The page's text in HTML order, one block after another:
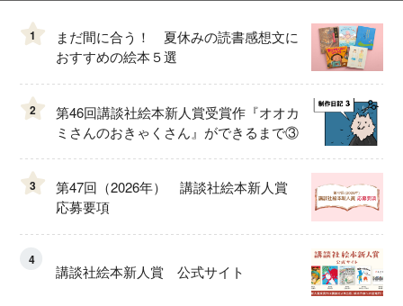
1
まだ間に合う！ 夏休みの読書感想文に
おすすめの絵本５選
2
第46回講談社絵本新人賞受賞作『オオカ
ミさんのおきゃくさん』ができるまで③
3
第47回（2026年） 講談社絵本新人賞
応募要項
4
講談社絵本新人賞 公式サイト